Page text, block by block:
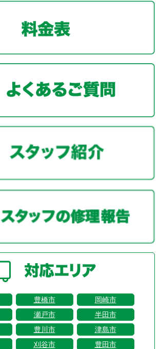
豊橋市
岡崎市
瀬戸市
半田市
豊川市
津島市
刈谷市
豊田市